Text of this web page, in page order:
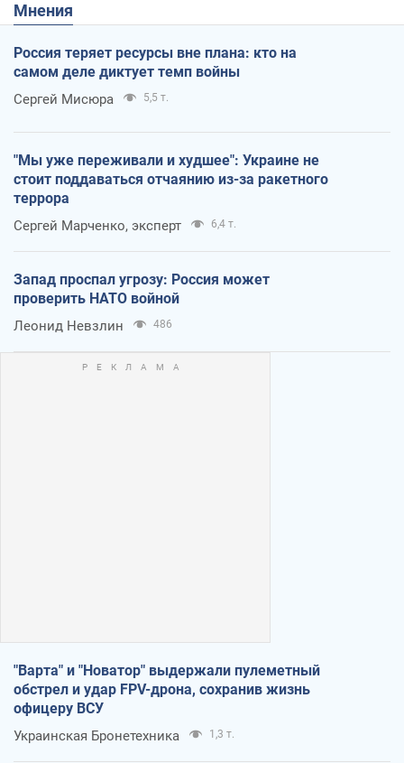
Мнения
Россия теряет ресурсы вне плана: кто на
самом деле диктует темп войны
Сергей Мисюра 5,5 т.
"Мы уже переживали и худшее": Украине не
стоит поддаваться отчаянию из-за ракетного
террора
Сергей Марченко, эксперт 6,4 т.
Запад проспал угрозу: Россия может
проверить НАТО войной
Леонид Невзлин 486
"Варта" и "Новатор" выдержали пулеметный
обстрел и удар FPV-дрона, сохранив жизнь
офицеру ВСУ
Украинская Бронетехника 1,3 т.